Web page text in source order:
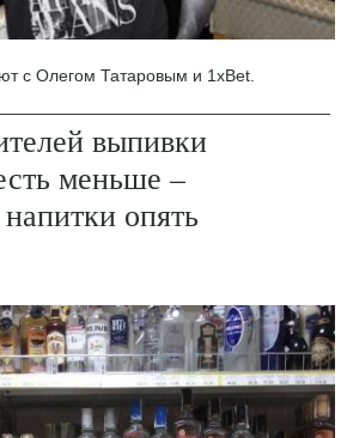
с Олегом Татаровым и 1xBet.
выпивки
меньше –
опять